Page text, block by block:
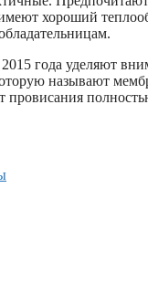
хороший
года уделяют
называют